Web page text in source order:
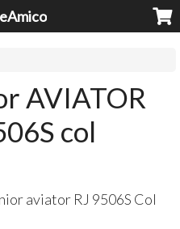
AVIATOR
col
aviator RJ 9506S Col